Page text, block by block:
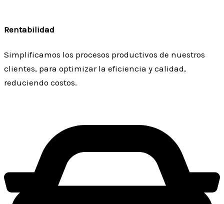
Rentabilidad
Simplificamos los procesos productivos de nuestros
clientes, para optimizar la eficiencia y calidad,
reduciendo costos.